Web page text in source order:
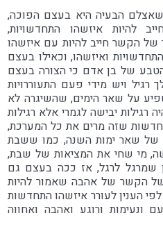
הבעיה היא בעצם הפוכה,
להיות איזשהו התחדשויות,
של הקשר חייב להיות עם איזשהו
ואיזשהו, וכאילו בעצם
של בן אדם כי הצורה בעצם
ויש מידי פעם התעוררויות
על שאר הימים, שהשיגרה לא
רגילות יבישה לגמרי אלא רגילות
שזה מרים את כל המערכת,
של שאר ימות השנה, כמו ששבת
מי שחי את המציאות של שבת,
שמרגל לרגל, אז ככה בעצם גם
של הקשר של אהבה שאמור להיות
הענין לעורר איזשהו התחדשות
ונעימות ורוגע ואהבה ואחווה